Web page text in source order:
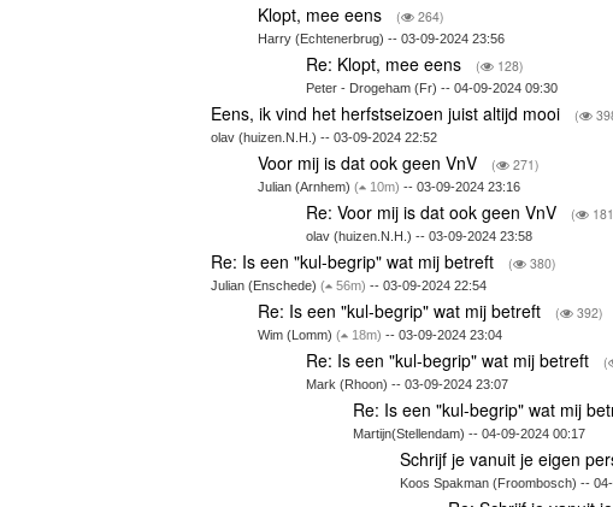
Klopt, mee eens ( 264)
Harry (Echtenerbrug) -- 03-09-2024 23:56
Re: Klopt, mee eens ( 128)
Peter - Drogeham (Fr) -- 04-09-2024 09:30
Eens, ik vind het herfstseizoen juist altijd mooi (
olav (huizen.N.H.) -- 03-09-2024 22:52
Voor mij is dat ook geen VnV ( 271)
Julian (Arnhem)( 10m) -- 03-09-2024 23:16
Re: Voor mij is dat ook geen VnV (
olav (huizen.N.H.) -- 03-09-2024 23:58
Re: Is een "kul-begrip" wat mij betreft ( 380)
Julian (Enschede) ( 56m) -- 03-09-2024 22:54
Re: Is een "kul-begrip" wat mij betreft ( 392)
Wim (Lomm)( 18m) -- 03-09-2024 23:04
Re: Is een "kul-begrip" wat mij betreft (
Mark (Rhoon) -- 03-09-2024 23:07
Re: Is een "kul-begrip" wat mij
Martijn(Stellendam) -- 04-09-2024 00:17
Schrijf je vanuit je eigen
Koos Spakman (Froombosch) --